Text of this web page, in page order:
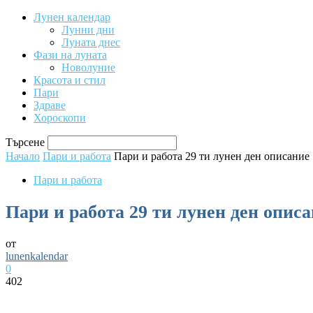
Лунен календар
Лунни дни
Луната днес
Фази на луната
Новолуние
Красота и стил
Пари
Здраве
Хороскопи
Търсене
Начало Пари и работа Пари и работа 29 ти лунен ден описание
Пари и работа
Пари и работа 29 ти лунен ден
от
lunenkalendar
0
402